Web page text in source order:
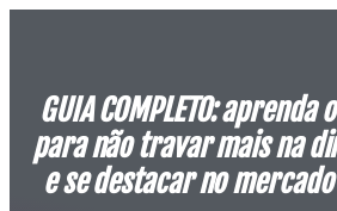
GUIA COMPLETO: aprenda
para não travar mais na
e se destacar no